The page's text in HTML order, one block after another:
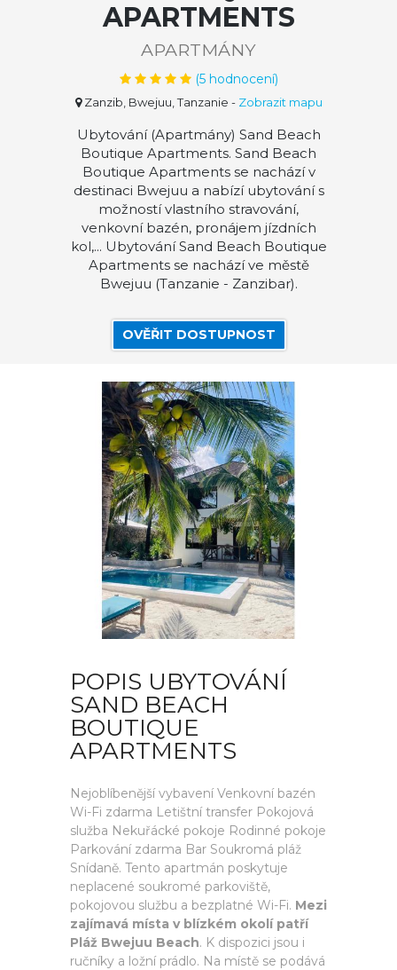
APARTMENTS
APARTMÁNY
(5hodnocení)
Zanzib, Bwejuu, Tanzanie - Zobrazit mapu
Ubytování (Apartmány) Sand Beach
Boutique Apartments. Sand Beach
Boutique Apartments se nachází v
destinaci Bwejuu a nabízí ubytování s
možností vlastního stravování,
venkovní bazén, pronájem jízdních
kol,... Ubytování Sand Beach Boutique
Apartments se nachází ve městě
Bwejuu (Tanzanie - Zanzibar).
OVĚŘIT DOSTUPNOST
POPIS UBYTOVÁNÍ
SAND BEACH
BOUTIQUE
APARTMENTS
Nejoblíbenější vybavení Venkovní bazén
Wi-Fi zdarma Letištní transfer Pokojová
služba Nekuřácké pokoje Rodinné pokoje
Parkování zdarma Bar Soukromá pláž
Snídaně. Tento apartmán poskytuje
neplacené soukromé parkoviště,
pokojovou službu a bezplatné Wi-Fi. Mezi
zajímavá místa v blízkém okolí patří
Pláž Bwejuu Beach. K dispozici jsou i
ručníky a ložní prádlo. Na místě se podává